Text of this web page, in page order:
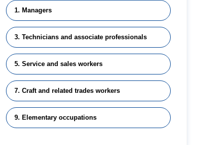
1. Managers
3. Technicians and associate professionals
5. Service and sales workers
7. Craft and related trades workers
9. Elementary occupations